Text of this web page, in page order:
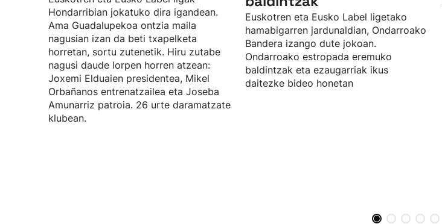
Hondarribian jokatuko dira igandean.
Ama Guadalupekoa ontzia maila
nagusian izan da beti txapelketa
horretan, sortu zutenetik. Hiru zutabe
nagusi daude lorpen horren atzean:
Joxemi Elduaien presidentea, Mikel
Orbañanos entrenatzailea eta Joseba
Amunarriz patroia. 26 urte daramatzate
klubean.
Euskotren eta Eusko Label ligetako
hamabigarren jardunaldian, Ondarroako
Bandera izango dute jokoan.
Ondarroako estropada eremuko
baldintzak eta ezaugarriak ikus
daitezke bideo honetan